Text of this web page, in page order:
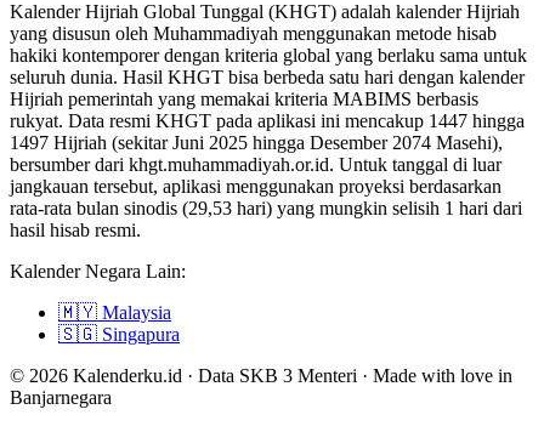
Kalender Hijriah Global Tunggal (KHGT) adalah kalender Hijriah
yang disusun oleh Muhammadiyah menggunakan metode hisab
hakiki kontemporer dengan kriteria global yang berlaku sama untuk
seluruh dunia. Hasil KHGT bisa berbeda satu hari dengan kalender
Hijriah pemerintah yang memakai kriteria MABIMS berbasis
rukyat. Data resmi KHGT pada aplikasi ini mencakup 1447 hingga
1497 Hijriah (sekitar Juni 2025 hingga Desember 2074 Masehi),
bersumber dari khgt.muhammadiyah.or.id. Untuk tanggal di luar
jangkauan tersebut, aplikasi menggunakan proyeksi berdasarkan
rata-rata bulan sinodis (29,53 hari) yang mungkin selisih 1 hari dari
hasil hisab resmi.
Kalender Negara Lain:
🇲🇾 Malaysia
🇸🇬 Singapura
© 2026 Kalenderku.id · Data SKB 3 Menteri · Made with love in
Banjarnegara